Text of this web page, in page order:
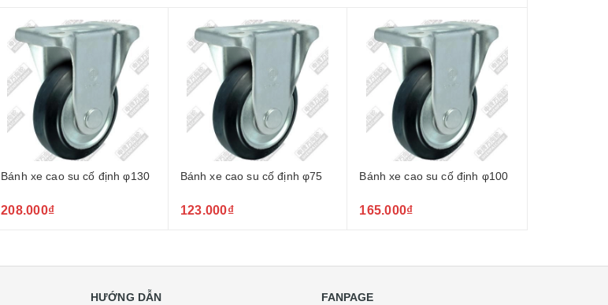
Bánh xe cao su cố định φ130
208.000₫
Bánh xe cao su cố định φ75
123.000₫
Bánh xe cao su cố định φ100
165.000₫
HƯỚNG DẪN FANPAGE